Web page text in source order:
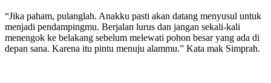
“Jika paham, pulanglah. Anakku pasti akan datang menyusul untuk
menjadi pendampingmu. Berjalan lurus dan jangan sekali-kali
menengok ke belakang sebelum melewati pohon besar yang ada di
depan sana. Karena itu pintu menuju alammu.” Kata mak Simprah.